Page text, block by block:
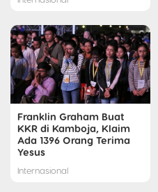
Franklin Graham Buat
KKR di Kamboja, Klaim
Ada 1396 Orang Terima
Yesus
Internasional